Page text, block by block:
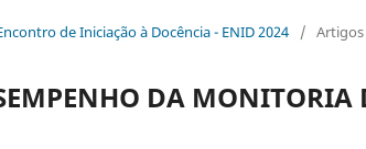
de Iniciação à Docência - ENID 2024 / Artigos
DA MONITORIA